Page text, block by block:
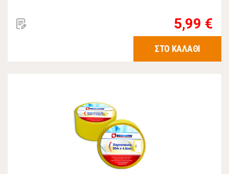
5,99 €
ΣΤΟ ΚΑΛΑΘΙ